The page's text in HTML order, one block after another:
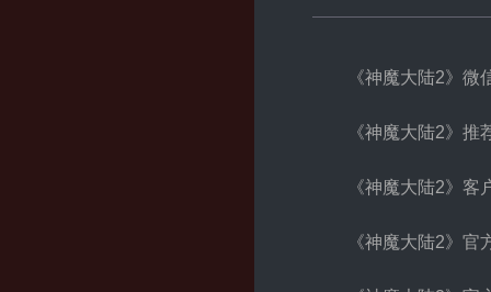
《神魔大陆2》微
《神魔大陆2》推
《神魔大陆2》
《神魔大陆2》官